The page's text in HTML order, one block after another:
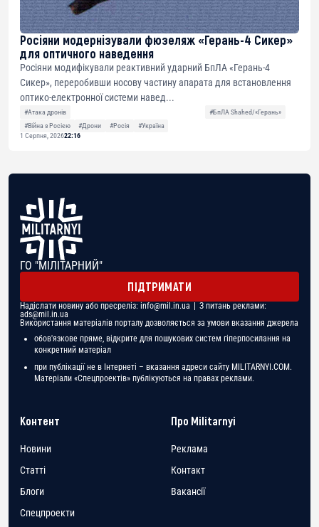
Росіяни модернізували фюзеляж «Герань-4 Сикер»
для оптичного наведення
Росіяни модифікували реактивний ударний БпЛА «Герань-4
Сикер», переробивши носову частину апарата для встановлення
оптико-електронної системи навед...
#Атака дронів
#БпЛА Shahed/«Герань»
#Війна з Росією
#Дрони #Росія
#Україна
1 Серпня, 202622:16
ГО "МІЛІТАРНИЙ"
ПІДТРИМАТИ
Надіслати новину або пресреліз: info@mil.in.ua | З питань реклами:
ads@mil.in.ua
Використання матеріалів порталу дозволяється за умови вказання джерела
обов'язкове пряме, відкрите для пошукових систем гіперпосилання на
конкретний матеріал
при публікації не в Інтернеті – вказання адреси сайту MILITARNYI.COM.
Матеріали «Спецпроектів» публікуються на правах реклами.
Контент
Новини
Статті
Блоги
Спецпроекти
Про Militarnyi
Реклама
Контакт
Вакансії